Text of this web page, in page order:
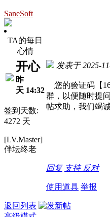
SaneSoft
TA的每日
心情
开心
昨
天 14:32
签到天数:
4272 天
[LV.Master]
伴坛终老
发表于 2025-
您的验证码【
群，以便随时提
帖求助，我们竭
回复 支持 反对
使用道具 举报
返回列表